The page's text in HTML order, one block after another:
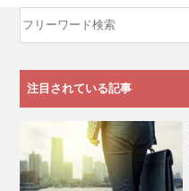
注目されている記事